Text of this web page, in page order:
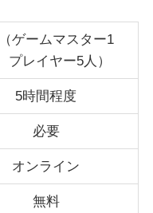
ゲームマスター1
プレイヤー5人）
5時間程度
必要
オンライン
無料